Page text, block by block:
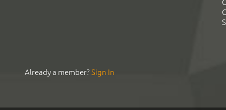
Already a member?Sign In